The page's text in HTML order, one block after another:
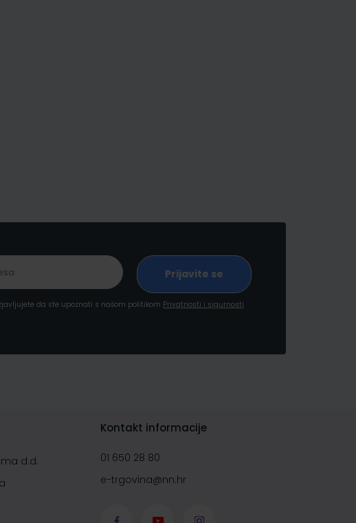
da ste upoznati s našom politikom Privatnosti i sigurnosti
d.d.
Kontakt informacije
01 650 28 80
e-trgovina@nn.hr